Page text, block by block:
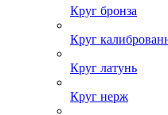
Круг бронза
Круг
Круг латунь
Круг нерж